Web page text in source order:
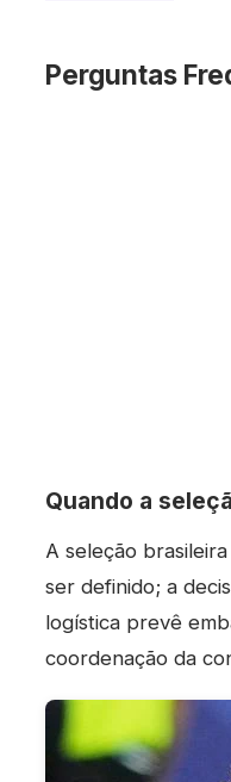
Perguntas
Quando a
A seleção
ser definido; a
logística prevê
coordenação da